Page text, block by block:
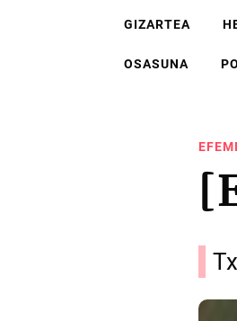
GIZARTEA
OSASUNA